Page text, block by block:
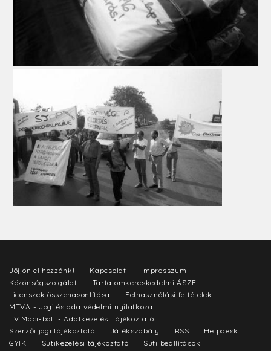
Jöjjön el hozzánk! Kapcsolat
Impresszum
Közönségszolgálat
Tartalomkereskedelmi ÁSZF
Licenszek összehasonlítása
Felhasználási feltételek
MTVA - Jogi és adatvédelmi nyilatkozat
TV Maci-bolt - Adatkezelési tájékoztató
Szerzői jogi tájékoztató
Játékszabály RSS
Helpdesk
GYIK
Sütikezelési tájékoztató Süti beállítások